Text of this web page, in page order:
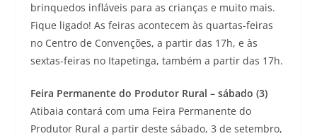
brinquedos infláveis para as crianças e muito mais.
Fique ligado! As feiras acontecem às quartas-feiras
no Centro de Convenções, a partir das 17h, e às
sextas-feiras no Itapetinga, também a partir das 17h.
Feira Permanente do Produtor Rural – sábado (3)
Atibaia contará com uma Feira Permanente do
Produtor Rural a partir deste sábado, 3 de setembro,